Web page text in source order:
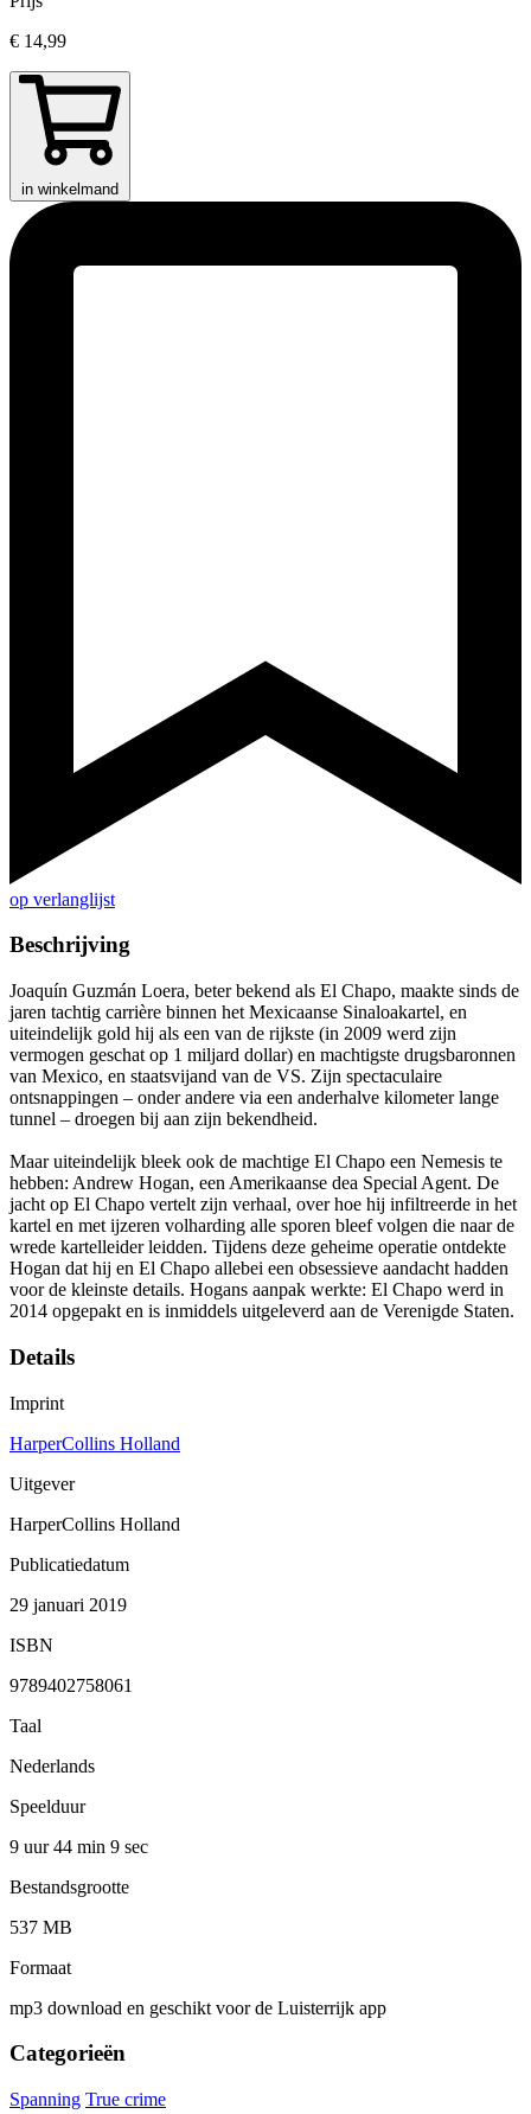
€ 14,99
in winkelmand
op verlanglijst
Beschrijving
Joaquín Guzmán Loera, beter bekend als El Chapo, maakte sinds de
jaren tachtig carrière binnen het Mexicaanse Sinaloakartel, en
uiteindelijk gold hij als een van de rijkste (in 2009 werd zijn
vermogen geschat op 1 miljard dollar) en machtigste drugsbaronnen
van Mexico, en staatsvijand van de VS. Zijn spectaculaire
ontsnappingen – onder andere via een anderhalve kilometer lange
tunnel – droegen bij aan zijn bekendheid.
Maar uiteindelijk bleek ook de machtige El Chapo een Nemesis te
hebben: Andrew Hogan, een Amerikaanse dea Special Agent. De
jacht op El Chapo vertelt zijn verhaal, over hoe hij infiltreerde in het
kartel en met ijzeren volharding alle sporen bleef volgen die naar de
wrede kartelleider leidden. Tijdens deze geheime operatie ontdekte
Hogan dat hij en El Chapo allebei een obsessieve aandacht hadden
voor de kleinste details. Hogans aanpak werkte: El Chapo werd in
2014 opgepakt en is inmiddels uitgeleverd aan de Verenigde Staten.
Details
Imprint
HarperCollins Holland
Uitgever
HarperCollins Holland
Publicatiedatum
29 januari 2019
ISBN
9789402758061
Taal
Nederlands
Speelduur
9 uur 44 min 9 sec
Bestandsgrootte
537 MB
Formaat
mp3 download en geschikt voor de Luisterrijk app
Categorieën
Spanning True crime